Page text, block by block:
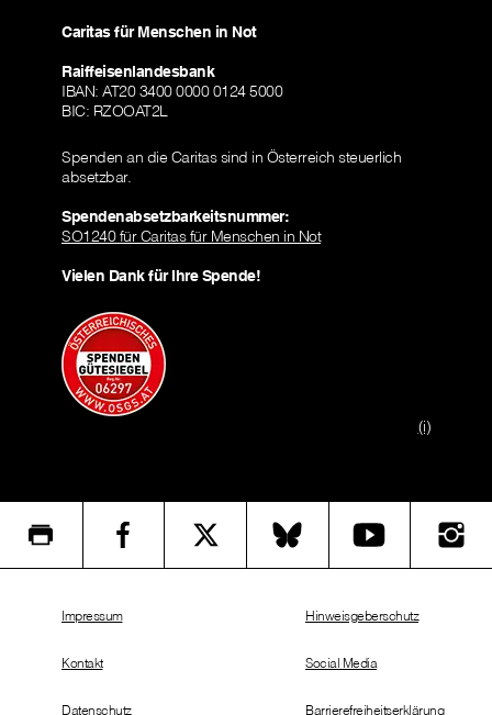
Caritas für Menschen in Not
Raiffeisenlandesbank
IBAN: AT20 3400 0000 0124 5000
BIC: RZOOAT2L
Spenden an die Caritas sind in Österreich steuerlich
absetzbar.
Spendenabsetzbarkeitsnummer:
SO1240 für Caritas für Menschen in Not
Vielen Dank für Ihre Spende!
(i)
Impressum
Kontakt
Datenschutz
Hinweisgeberschutz
Social Media
Barrierefreiheitserklärung